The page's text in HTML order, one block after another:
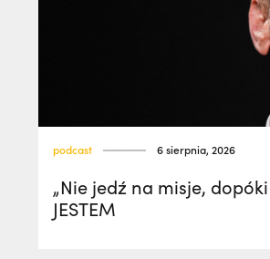
podcast 6 sierpnia, 2026
„Nie jedź na misje,
JESTEM